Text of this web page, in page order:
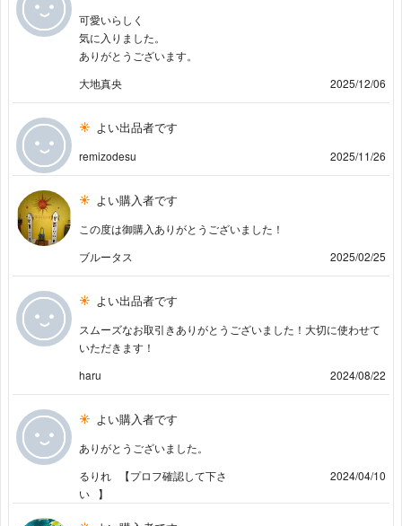
可愛いらしく
気に入りました。
ありがとうございます。
大地真央
2025/12/06
よい出品者です
remizodesu 2025/11/26
よい購入者です
この度は御購入ありがとうございました！
ブルータス
2025/02/25
よい出品者です
スムーズなお取引きありがとうございました！大切に使わせて
いただきます！
haru
2024/08/22
よい購入者です
ありがとうございました。
るりれ⠀【プロフ確認して下さ
い⠀】
2024/04/10